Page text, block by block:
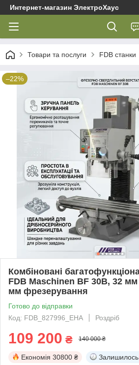
Интернет-магазин ЭлектроХаус
Товари та послуги FDB cтанки
–22%
Комбіновані
FDB Maschinen BF 30B, 32 мм
мм фрезерування
Готово до відправки
Код: FDB_827996_EHA
Роздріб
109 200 ₴ 140 000 ₴
Економія 30800 ₴ Залишилось